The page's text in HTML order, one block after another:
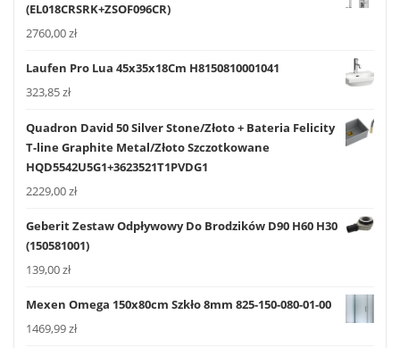
(EL018CRSRK+ZSOF096CR)
2760,00zł
Laufen Pro Lua 45x35x18Cm H8150810001041
323,85zł
Quadron David 50 Silver Stone/Złoto + Bateria Felicity
T-line Graphite Metal/Złoto Szczotkowane
HQD5542U5G1+3623521T1PVDG1
2229,00zł
Geberit Zestaw Odpływowy Do Brodzików D90 H60 H30
(150581001)
139,00zł
Mexen Omega 150x80cm Szkło 8mm 825-150-080-01-00
1469,99zł